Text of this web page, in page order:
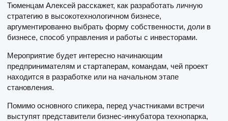
Тюменцам Алексей расскажет, как разработать личную
стратегию в высокотехнологичном бизнесе,
аргументированно выбрать форму собственности, доли в
бизнесе, способ управления и работы с инвесторами.
Мероприятие будет интересно начинающим
предпринимателям и стартаперам, командам, чей проект
находится в разработке или на начальном этапе
становления.
Помимо основного спикера, перед участниками встречи
выступят представители бизнес-инкубатора технопарка,